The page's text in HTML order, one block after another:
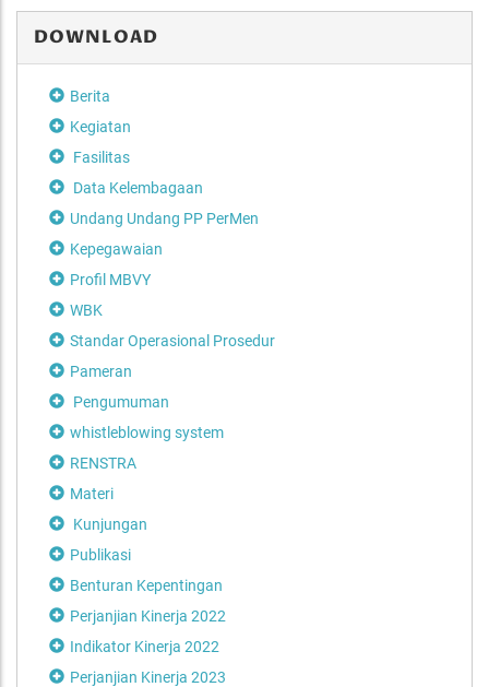
DOWNLOAD
Berita
Kegiatan
Fasilitas
Data Kelembagaan
Undang Undang PP PerMen
Kepegawaian
Profil MBVY
WBK
Standar Operasional Prosedur
Pameran
Pengumuman
whistleblowing system
RENSTRA
Materi
Kunjungan
Publikasi
Benturan Kepentingan
Perjanjian Kinerja 2022
Indikator Kinerja 2022
Perjanjian Kinerja 2023